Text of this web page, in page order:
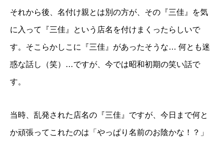
それから後、名付け親とは別の方が、その『三佳』を気
に入って『三佳』という店名を付けまくったらしいで
す。そこらかしこに『三佳』があったそうな… 何とも迷
惑な話し（笑）…ですが、今では昭和初期の笑い話で
す。
当時、乱発された店名の『三佳』ですが、今日まで何と
か頑張ってこれたのは「やっぱり名前のお陰かな！？」